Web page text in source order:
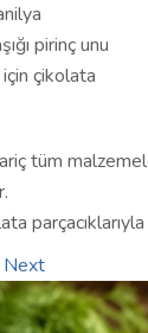
pirinç unu
çikolata
tüm
Next